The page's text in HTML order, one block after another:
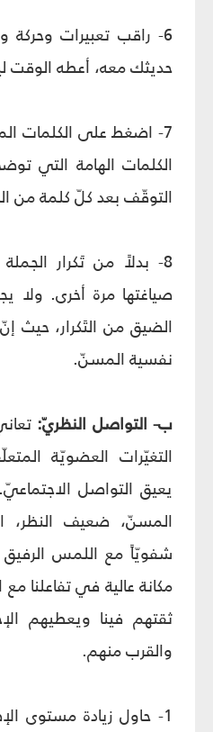
6- راقب تعبيرات
حديثك معه، أعطه الوقت
7- اضغط على الكلمات
الكلمات الهامة التي
التوقّف بعد كلّ كلمة من
8- بدلاً من تَكرار
صياغتها مرة أخرى. ولا
الضيق من التَكرار، حيث
نفسية المسنّ.
ب- التواصل النظريّ:
التغيّرات العضويّة
يعيق التواصل
المسنّ، ضعيف النظر،
شفويّاً مع اللمس
مكانة عالية في تفاعلنا
ثقتهم فينا ويعطيهم
والقرب منهم.
1- حاول زيادة مستوى